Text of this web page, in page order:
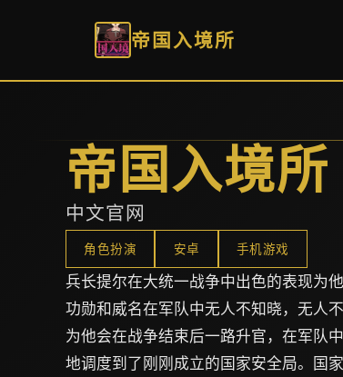
帝国入境所
帝国入境所
中文官网
角色扮演 安卓 手机游戏
兵长提尔在大统一战争中出色的表现为
功勋和威名在军队中无人不知晓，无人
为他会在战争结束后一路升官，在军队
地调度到了刚刚成立的国家安全局。国